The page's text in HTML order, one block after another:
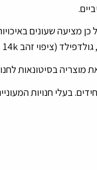
מציעה שעונים
בעלי חנויות